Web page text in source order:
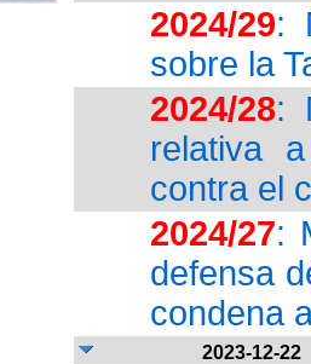
2024/29:
sobre la
2024/28:
relativa
contra el
2024/27:
defensa
condena
2023-12-22